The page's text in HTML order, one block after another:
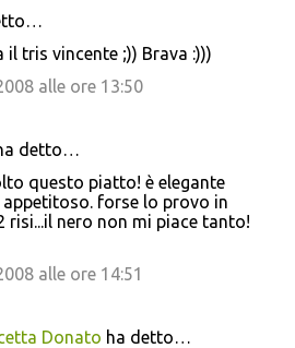
il tris vincente ;)) Brava :)))
alle ore 13:50
detto…
questo piatto! è elegante
appetitoso. forse lo provo in
risi...il nero non mi piace tanto!
alle ore 14:51
Donato ha detto…